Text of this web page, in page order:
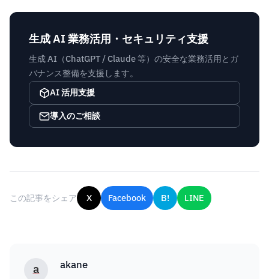
生成 AI 業務活用・セキュリティ支援
生成 AI（ChatGPT / Claude 等）の安全な業務活用とガ
バナンス整備を支援します。
AI 活用支援
導入のご相談
この記事をシェア X Facebook B! LINE
a akane